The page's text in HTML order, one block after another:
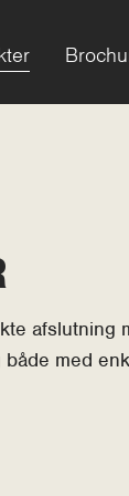
afslutning
med